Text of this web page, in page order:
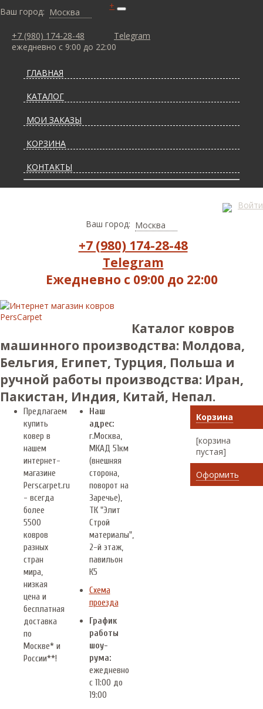
Ваш город: Москва
+7 (980) 174-28-48
Telegram
ежедневно с 9:00 до 22:00
+
ГЛАВНАЯ
КАТАЛОГ
МОИ ЗАКАЗЫ
КОРЗИНА
КОНТАКТЫ
ДОСТАВКА И ОПЛАТА
Войти
Ваш город: Москва
+7 (980) 174-28-48
Telegram
Ежедневно с 09:00 до 22:00
Каталог ковров
машинного производства: Молдова,
Бельгия, Египет, Турция, Польша и
ручной работы производства: Иран,
Пакистан, Индия, Китай, Непал.
Предлагаем
купить
ковер в
нашем
интернет-
магазине
Perscarpet.ru
- всегда
более
5500
ковров
разных
стран
мира,
низкая
цена и
бесплатная
доставка
по
Москве* и
России**!
Наш
адрес:
г.Москва
МКАД 51км
(внешняя
сторона,
поворот на
Заречье),
ТК "Элит
Строй
материалы",
2-й этаж,
павильон
К5
Схема
проезда
График
работы
шоу-
рума:
ежедневно
с 11:00 до
19:00
Корзина
[корзина
пустая]
Оформить